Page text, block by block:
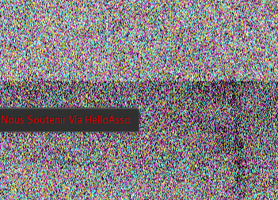
Nous Soutenir Via HelloAsso